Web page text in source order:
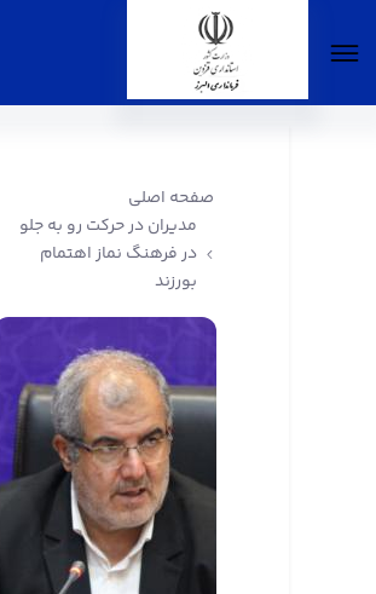
صفحه اصلی
مدیران در حرکت رو به جلو
در فرهنگ نماز اهتمام
بورزند